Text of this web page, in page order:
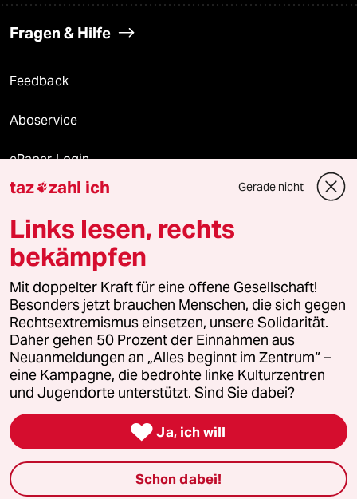
Fragen & Hilfe
Feedback
Aboservice
ePaper Login
Downloads für Abonnierende
© 2026 taz Verlags und Vertriebs GmbH
Alle Rechte vorbehalten. Bei rechtlichen Fragen oder für Genehmigungen
wenden Sie sich bitte an lizenzen@taz.de
Feedback Redaktionsstatut Kommune-Richtlinien
Leitlinie Informant Datenschutz Impressum AGB
Seitenwende Einwilligungen widerrufen (Ads)
taz zahl ich Gerade nicht
Links lesen, rechts
bekämpfen
Mit doppelter Kraft für eine offene Gesellschaft!
Besonders jetzt brauchen Menschen, die sich gegen
Rechtsextremismus einsetzen, unsere Solidarität.
Daher gehen 50 Prozent der Einnahmen aus
Neuanmeldungen an „Alles beginnt im Zentrum“ –
eine Kampagne, die bedrohte linke Kulturzentren
und Jugendorte unterstützt. Sind Sie dabei?
 Ja, ich will
Schon dabei!